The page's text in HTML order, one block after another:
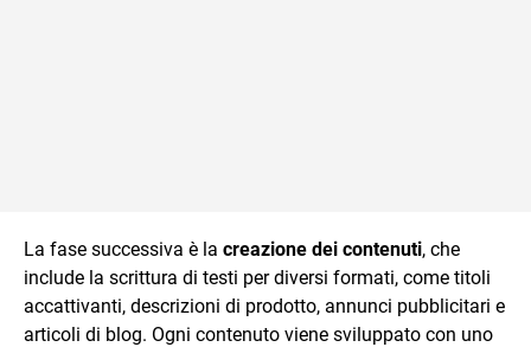
La fase successiva è la creazione dei contenuti, che
include la scrittura di testi per diversi formati, come titoli
accattivanti, descrizioni di prodotto, annunci pubblicitari e
articoli di blog. Ogni contenuto viene sviluppato con uno